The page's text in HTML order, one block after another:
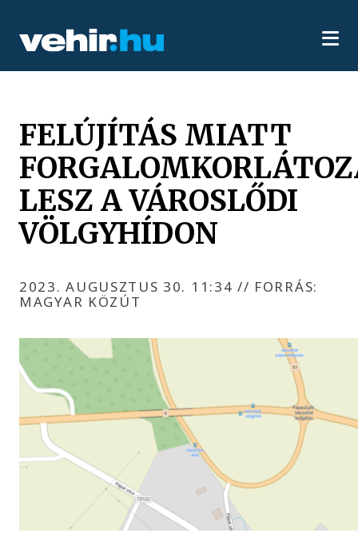
FELÚJÍTÁS MIATT
LESZ A VÁROSLŐDI
VÖLGYHÍDON
2023. AUGUSZTUS 30. 11:34// FORRÁS:
MAGYAR KÖZÚT